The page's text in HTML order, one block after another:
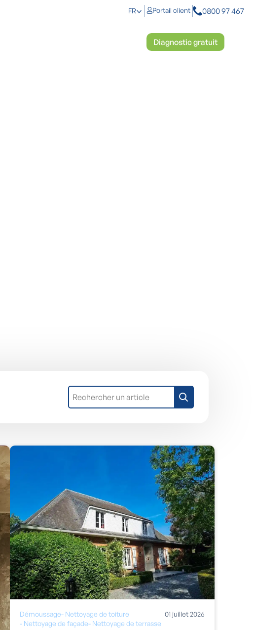
FR Portail client 0800 97 467
Diagnostic gratuit
Démoussage- Nettoyage de toiture
- Nettoyage de façade- Nettoyage de terrasse
01 juillet2026